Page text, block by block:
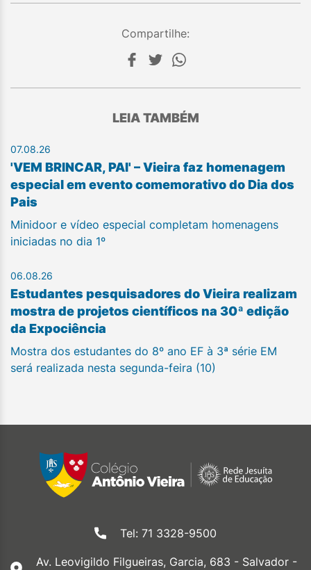
Compartilhe:
LEIA TAMBÉM
07.08.26
'VEM BRINCAR, PAI' – Vieira faz homenagem
especial em evento comemorativo do Dia dos
Pais
Minidoor e vídeo especial completam homenagens
iniciadas no dia 1º
06.08.26
Estudantes pesquisadores do Vieira realizam
mostra de projetos científicos na 30ª edição
da Expociência
Mostra dos estudantes do 8º ano EF à 3ª série EM
será realizada nesta segunda-feira (10)
Tel: 71 3328-9500
Av. Leovigildo Filgueiras, Garcia, 683 - Salvador -